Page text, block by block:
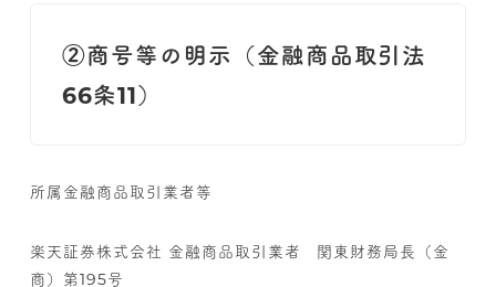
②商号等の明示（金融商品取引法
66条11）
所属金融商品取引業者等
楽天証券株式会社 金融商品取引業者 関東財務局長（金
商）第195号